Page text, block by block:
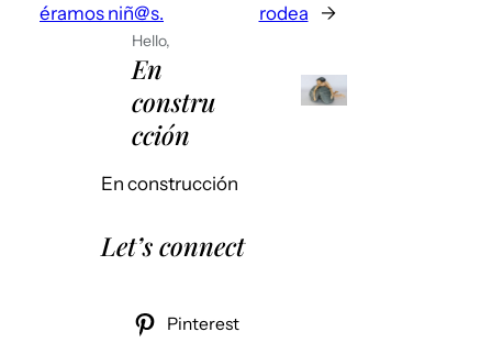
éramos niñ@s.
rodea
→
Hello,
En
constru
cción
En construcción
Let’s connect
Pinterest